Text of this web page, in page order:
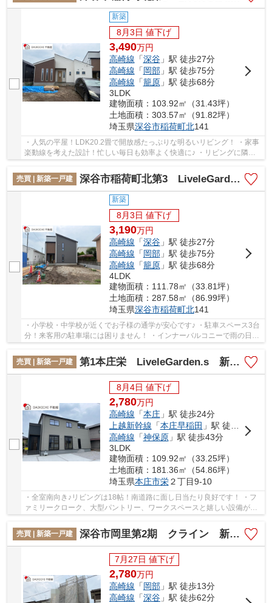
新築
8月3日 値下げ
3,490万円
高崎線 「深谷」駅 徒歩27分
高崎線 「岡部」駅 徒歩75分
高崎線 「籠原」駅 徒歩68分
3LDK
建物面積：103.92㎡（31.43坪）
土地面積：303.57㎡（91.82坪）
埼玉県深谷市稲荷町北141
・人気の平屋！LDK20.2畳で開放感たっぷりな明るいリビング！ ・家事
楽動線を考えた設計！忙しい毎日も効率よく快適に♪ ・リビングに隣接
売買 | 新築一戸建
深谷市稲荷町北第3 LiveleGarden.s 新築戸建 全3棟 1号棟
新築
8月3日 値下げ
3,190万円
高崎線 「深谷」駅 徒歩27分
高崎線 「岡部」駅 徒歩75分
高崎線 「籠原」駅 徒歩68分
4LDK
建物面積：111.78㎡（33.81坪）
土地面積：287.58㎡（86.99坪）
埼玉県深谷市稲荷町北141
・小学校・中学校が近くでお子様の通学が安心です♪ ・駐車スペース3台
分！来客用の駐車場には困りません！ ・インナーバルコニーで雨の日も
売買 | 新築一戸建
第1本庄栄 LiveleGarden.s 新築戸建 全1棟 1号棟
8月4日 値下げ
2,780万円
高崎線 「本庄」駅 徒歩24分
上越新幹線 「本庄早稲田 」駅 徒歩34分
高崎線 「神保原」駅 徒歩43分
3LDK
建物面積：109.92㎡（33.25坪）
土地面積：181.36㎡（54.86坪）
埼玉県本庄市栄２丁目9-10
・全室南向き♪リビングは18帖！南道路に面し日当たり良好です！ ・フ
ァミリークローク、大型パントリー、ワークスペースと嬉しい設備が豊
富！ ・小学校まで徒歩7分！お子様の通学も安...
売買 | 新築一戸建
深谷市岡里第2期 クライン 新築戸建 全1棟 1号棟
7月27日 値下げ
2,780万円
高崎線 「岡部」駅 徒歩13分
高崎線 「深谷」駅 徒歩62分